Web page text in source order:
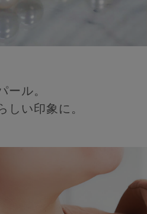
ール。
しい印象に。